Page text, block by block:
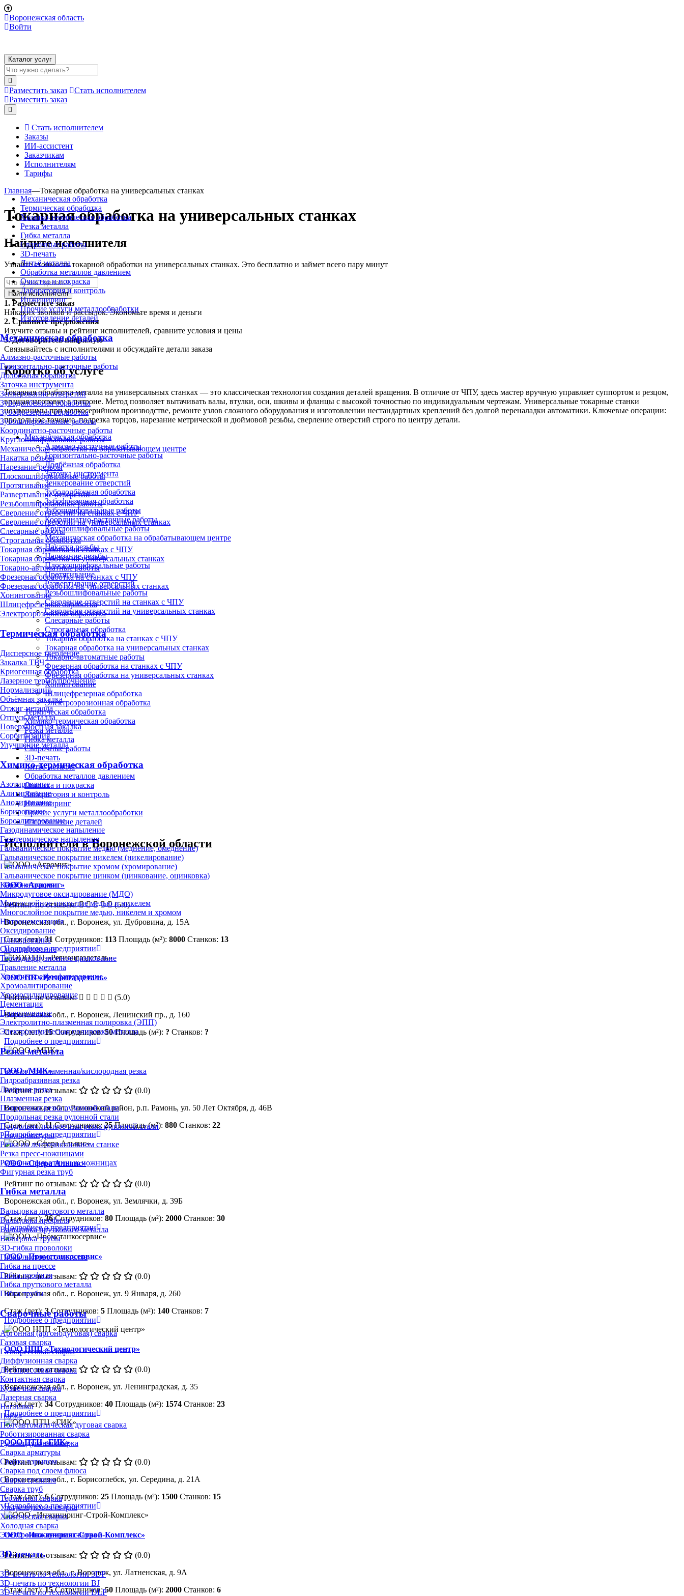
Воронежская область
Войти
Каталог услуг
Разместить заказ
Стать исполнителем
Разместить заказ
Стать исполнителем
Заказы
ИИ-ассистент
Заказчикам
Исполнителям
Тарифы
Механическая обработка
Термическая обработка
Химико-термическая обработка
Резка металла
Гибка металла
Сварочные работы
3D-печать
Литьё металла
Обработка металлов давлением
Очистка и покраска
Лаборатория и контроль
Инжиниринг
Прочие услуги металлообработки
Изготовление деталей
Механическая обработка
Алмазно-расточные работы
Горизонтально-расточные работы
Долбёжная обработка
Заточка инструмента
Зенкерование отверстий
Зубодолбёжная обработка
Зубофрезерная обработка
Зубошлифовальные работы
Координатно-расточные работы
Круглошлифовальные работы
Механическая обработка на обрабатывающем центре
Накатка резьбы
Нарезание резьбы
Плоскошлифовальные работы
Протягивание
Развертывание отверстий
Резьбошлифовальные работы
Сверление отверстий на станках с ЧПУ
Сверление отверстий на универсальных станках
Слесарные работы
Строгальная обработка
Токарная обработка на станках с ЧПУ
Токарная обработка на универсальных станках
Токарно-автоматные работы
Фрезерная обработка на станках с ЧПУ
Фрезерная обработка на универсальных станках
Хонингование
Шлицефрезерная обработка
Электроэрозионная обработка
Термическая обработка
Дисперсное твердение
Закалка ТВЧ
Криогенная обработка
Лазерное термоупрочнение
Нормализация
Объёмная закалка
Отжиг металла
Отпуск металла
Поверхностная закалка
Сорбитизация
Улучшение металла
Химико-термическая обработка
Азотирование
Алитирование
Анодирование
Борирование
Бороалитирование
Газодинамическое напыление
Газотермическое напыление
Гальваническое покрытие медью (меднение, омеднение)
Гальваническое покрытие никелем (никелирование)
Гальваническое покрытие хромом (хромирование)
Гальваническое покрытие цинком (цинкование, оцинковка)
Карбонитрация
Микродуговое оксидирование (МДО)
Многослойное покрытие медью и никелем
Многослойное покрытие медью, никелем и хромом
Нитроцементация
Оксидирование
Плакирование
Силицирование
Термодиффузионное цинкование
Травление металла
Химическое фосфатирование
Хромоалитирование
Хромосилицирование
Цементация
Цианирование
Электролитно-плазменная полировка (ЭПП)
Электрохимическая полировка металла
Резка металла
Газовая/газопламенная/кислородная резка
Гидроабразивная резка
Лазерная резка
Плазменная резка
Поперечная резка рулонной стали
Продольная резка рулонной стали
Продольно-поперечная резка рулонной стали
Резка арматуры
Резка на ленточнопильном станке
Резка пресс-ножницами
Рубка на гильотинных ножницах
Фигурная резка труб
Гибка металла
Вальцовка листового металла
Вальцовка профиля
Вальцовка пруткового металла
Вальцовка трубы
3D-гибка проволоки
Гибка листового металла
Гибка на прессе
Гибка профиля
Гибка пруткового металла
Гибка трубы
Сварочные работы
Аргонная (аргонодуговая) сварка
Газовая сварка
Газопрессовая сварка
Диффузионная сварка
Дугопрессовая сварка
Контактная сварка
Кузнечная сварка
Лазерная сварка
Наплавка
Пайка
Полуавтоматическая дуговая сварка
Роботизированная сварка
Ручная дуговая сварка
Сварка арматуры
Сварка взрывом
Сварка под слоем флюса
Сварка трением
Сварка труб
Термитная сварка
Ультразвуковая сварка
Химическая сварка
Холодная сварка
Электронно-лучевая сварка
3D-печать
3D-печать по технологии 3DP
3D-печать по технологии BJ
3D-печать по технологии DLP
Главная—Токарная обработка на универсальных станках
Токарная обработка на универсальных станках
Найдите исполнителя
Узнайте стоимость токарной обработки на универсальных станках. Это бесплатно и займет всего пару минут
Найти исполнителя
1. Разместите заказ
Никаких звонков и рассылок. Экономьте время и деньги
2. Сравните предложения
Изучите отзывы и рейтинг исполнителей, сравните условия и цены
3.Договоритесь напрямую
Связывайтесь с исполнителями и обсуждайте детали заказа
Коротко об услуге
Токарная обработка металла на универсальных станках — это классическая технология создания деталей вращения. В отличие от ЧПУ, здесь мастер вручную управляет суппортом и резцом,
вращая заготовку в патроне. Метод позволяет вытачивать валы, втулки, оси, шкивы и фланцы с высокой точностью по индивидуальным чертежам. Универсальные токарные станки
незаменимы при мелкосерийном производстве, ремонте узлов сложного оборудования и изготовлении нестандартных креплений без долгой переналадки автоматики. Ключевые операции:
продольное точение, подрезка торцов, нарезание метрической и дюймовой резьбы, сверление отверстий строго по центру детали.
Механическая обработка
Алмазно-расточные работы
Горизонтально-расточные работы
Долбёжная обработка
Заточка инструмента
Зенкерование отверстий
Зубодолбёжная обработка
Зубофрезерная обработка
Зубошлифовальные работы
Координатно-расточные работы
Круглошлифовальные работы
Механическая обработка на обрабатывающем центре
Накатка резьбы
Нарезание резьбы
Плоскошлифовальные работы
Протягивание
Развертывание отверстий
Резьбошлифовальные работы
Сверление отверстий на станках с ЧПУ
Сверление отверстий на универсальных станках
Слесарные работы
Строгальная обработка
Токарная обработка на станках с ЧПУ
Токарная обработка на универсальных станках
Токарно-автоматные работы
Фрезерная обработка на станках с ЧПУ
Фрезерная обработка на универсальных станках
Хонингование
Шлицефрезерная обработка
Электроэрозионная обработка
Термическая обработка
Химико-термическая обработка
Резка металла
Гибка металла
Сварочные работы
3D-печать
Литьё металла
Обработка металлов давлением
Очистка и покраска
Лаборатория и контроль
Инжиниринг
Прочие услуги металлообработки
Изготовление деталей
Исполнители в Воронежской области
ООО «Агромиг»
Рейтинг по отзывам:
(5.0)
Воронежская обл., г. Воронеж, ул. Дубровина, д. 15А
Стаж (лет):31 Сотрудников: 113 Площадь (м²): 8000 Станков: 13
Подробнее о предприятии
ООО ПП «Регионгаздеталь»
Рейтинг по отзывам:
(5.0)
Воронежская обл., г. Воронеж, Ленинский пр., д. 160
Стаж (лет):15 Сотрудников:50 Площадь (м²): ? Станков: ?
Подробнее о предприятии
ООО «МПК»
Рейтинг по отзывам:
(0.0)
Воронежская обл., Рамонский район, р.п. Рамонь, ул. 50 Лет Октября, д. 46В
Стаж (лет):11 Сотрудников:25 Площадь (м²): 880 Станков: 22
Подробнее о предприятии
ООО «Сфера Альянс»
Рейтинг по отзывам:
(0.0)
Воронежская обл., г. Воронеж, ул. Землячки, д. 39Б
Стаж (лет):36 Сотрудников: 80 Площадь (м²): 2000 Станков: 30
Подробнее о предприятии
ООО «Промстанкосервис»
Рейтинг по отзывам:
(0.0)
Воронежская обл., г. Воронеж, ул. 9 Января, д. 260
Стаж (лет):3 Сотрудников: 5 Площадь (м²): 140 Станков: 7
Подробнее о предприятии
ООО НПП «Технологический центр»
Рейтинг по отзывам:
(0.0)
Воронежская обл., г. Воронеж, ул. Ленинградская, д. 35
Стаж (лет):34 Сотрудников: 40 Площадь (м²): 1574 Станков: 23
Подробнее о предприятии
ООО ПТЦ «ГИК»
Рейтинг по отзывам:
(0.0)
Воронежская обл., г. Борисоглебск, ул. Середина, д. 21А
Стаж (лет):6 Сотрудников: 25 Площадь (м²): 1500 Станков: 15
Подробнее о предприятии
ООО «Инжиниринг-Строй-Комплекс»
Рейтинг по отзывам:
(0.0)
Воронежская обл., г. Воронеж, ул. Латненская, д. 9А
Стаж (лет):15 Сотрудников:50 Площадь (м²): 2000 Станков: 6